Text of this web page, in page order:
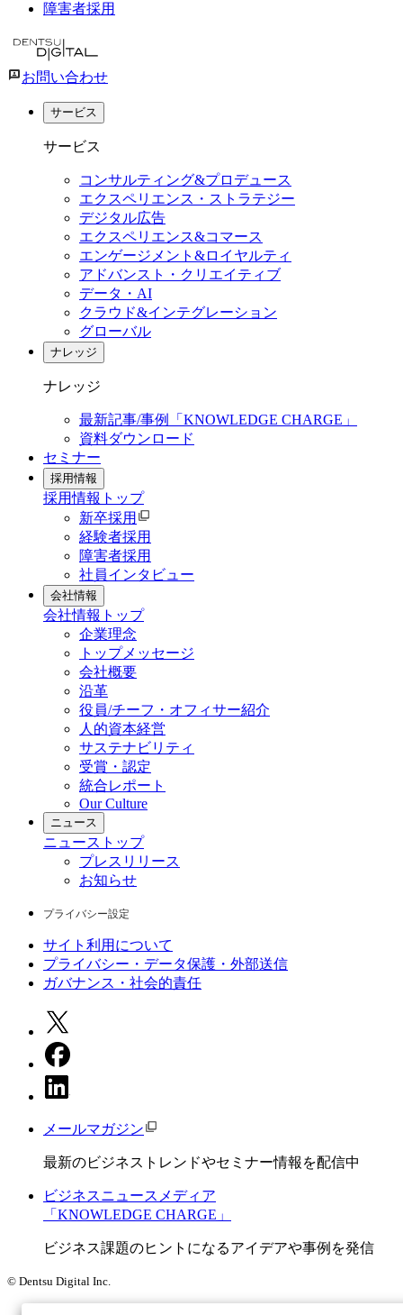
障害者採用
お問い合わせ
サービス
サービス
コンサルティング&プロデュース
エクスペリエンス・ストラテジー
デジタル広告
エクスペリエンス&コマース
エンゲージメント&ロイヤルティ
アドバンスト・クリエイティブ
データ・AI
クラウド&インテグレーション
グローバル
ナレッジ
ナレッジ
最新記事/事例「KNOWLEDGE CHARGE」
資料ダウンロード
セミナー
採用情報
採用情報 トップ
新卒採用
経験者採用
障害者採用
社員インタビュー
会社情報
会社情報 トップ
企業理念
トップメッセージ
会社概要
沿革
役員/チーフ・オフィサー紹介
人的資本経営
サステナビリティ
受賞・認定
統合レポート
Our Culture
ニュース
ニュース トップ
プレスリリース
お知らせ
プライバシー設定
サイト利用について
プライバシー・データ保護・外部送信
ガバナンス・社会的責任
メールマガジン
最新のビジネストレンドやセミナー情報を配信中
ビジネスニュースメディア
「KNOWLEDGE CHARGE」
ビジネス課題のヒントになるアイデアや事例を発信
© Dentsu Digital Inc.